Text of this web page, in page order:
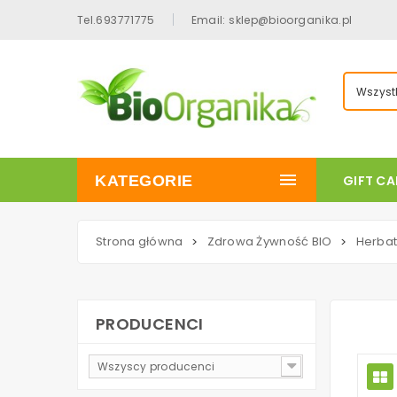
Tel.693771775 Email: sklep@bioorganika.pl
KATEGORIE GIFT
Strona główna > Zdrowa Żywność BIO >
PRODUCENCI
Wszyscy producenci